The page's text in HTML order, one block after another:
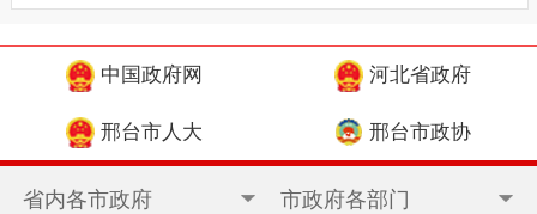
中国政府网 河北省政府
邢台市人大 邢台市政协
省内各市政府 市政府各部门